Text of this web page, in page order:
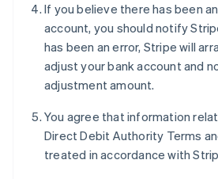
If you believe there has been
account, you should notify
has been an error, Stripe will
adjust your bank account and
adjustment amount.
You agree that information
Direct Debit Authority Terms
treated in accordance with
Kanada
English Français
Kroatien
English Italiano
Lettland
Liechtenstein
Litauen
English